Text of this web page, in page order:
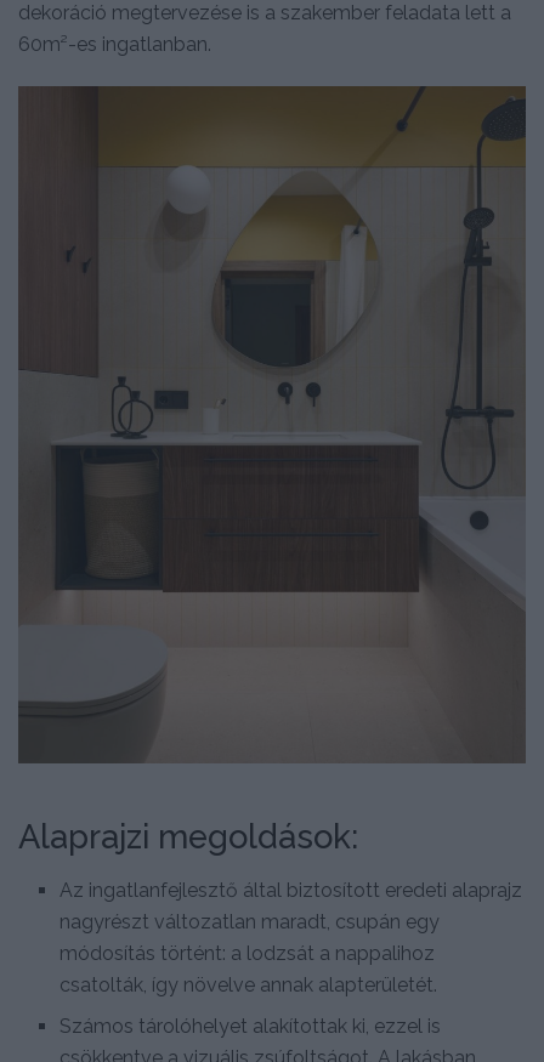
dekoráció megtervezése is a szakember feladata lett a
60m²-es ingatlanban.
Alaprajzi megoldások:
Az ingatlanfejlesztő által biztosított eredeti alaprajz
nagyrészt változatlan maradt, csupán egy
módosítás történt: a lodzsát a nappalihoz
csatolták, így növelve annak alapterületét.
Számos tárolóhelyet alakítottak ki, ezzel is